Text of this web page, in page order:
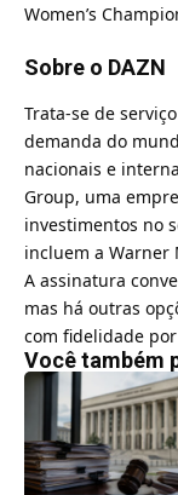
Women’s
Sobre o DAZN
Trata-se de
demanda do
nacionais e
Group, uma
investimentos no
incluem a Warner
A assinatura
mas há outras
com fidelidade
Você também